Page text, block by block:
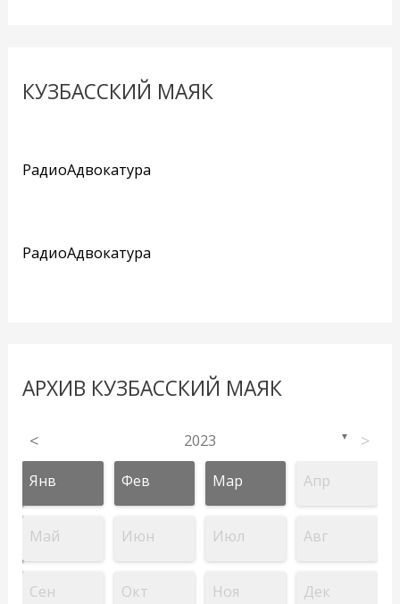
КУЗБАССКИЙ МАЯК
РадиоАдвокатура
РадиоАдвокатура
АРХИВ КУЗБАССКИЙ МАЯК
< 2023 ▼ >
Янв Фев Мар Апр
Май Июн Июл Авг
Сен Окт Ноя Дек